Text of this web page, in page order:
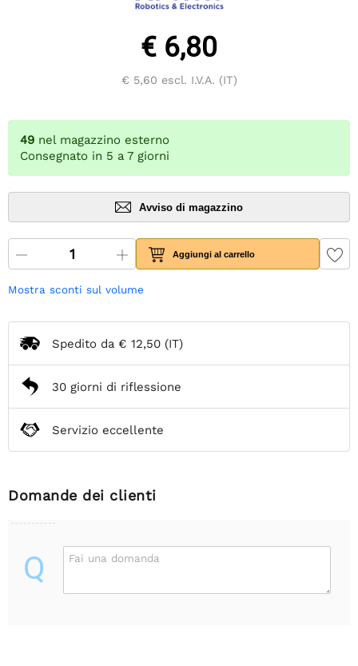
€ 6,80
€ 5,60 escl. I.V.A. (IT)
49 nel magazzino esterno
Consegnato in 5 a 7 giorni
Avviso di magazzino
Aggiungi al carrello
Mostra sconti sul volume
Spedito da € 12,50 (IT)
30 giorni di riflessione
Servizio eccellente
Domande dei clienti
Q Fai una domanda